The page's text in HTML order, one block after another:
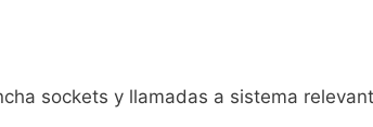
sockets y llamadas a sistema